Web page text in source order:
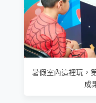
暑假室內這裡玩，
成